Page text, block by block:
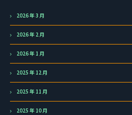
2026 年 3 月
2026 年 2 月
2026 年 1 月
2025 年 12 月
2025 年 11 月
2025 年 10 月